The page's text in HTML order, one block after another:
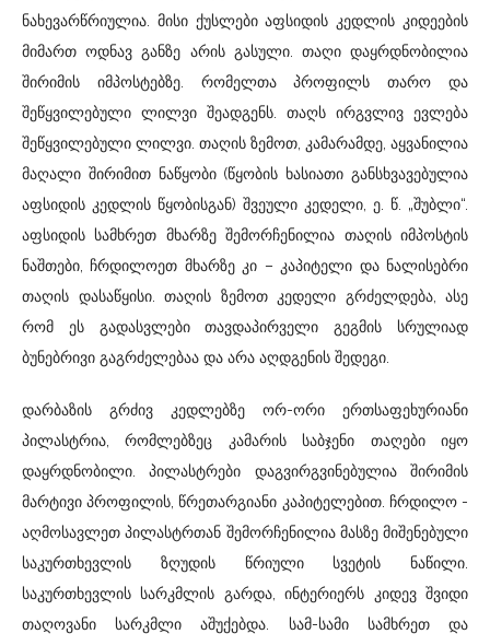
ნახევარწრიულია. მისი ქუსლები აფსიდის კედლის კიდეების
მიმართ ოდნავ განზე არის გასული. თაღი დაყრდნობილია
შირიმის იმპოსტებზე. რომელთა პროფილს თარო და
შეწყვილებული ლილვი შეადგენს. თაღს ირგვლივ ევლება
შეწყვილებული ლილვი. თაღის ზემოთ, კამარამდე, აყვანილია
მაღალი შირიმით ნაწყობი (წყობის ხასიათი განსხვავებულია
აფსიდის კედლის წყობისგან) შვეული კედელი, ე. წ. „შუბლი“.
აფსიდის სამხრეთ მხარზე შემორჩენილია თაღის იმპოსტის
ნაშთები, ჩრდილოეთ მხარზე კი – კაპიტელი და ნალისებრი
თაღის დასაწყისი. თაღის ზემოთ კედელი გრძელდება, ასე
რომ ეს გადასვლები თავდაპირველი გეგმის სრულიად
ბუნებრივი გაგრძელებაა და არა აღდგენის შედეგი.
დარბაზის გრძივ კედლებზე ორ-ორი ერთსაფეხურიანი
პილასტრია, რომლებზეც კამარის საბჯენი თაღები იყო
დაყრდნობილი. პილასტრები დაგვირგვინებულია შირიმის
მარტივი პროფილის, წრეთარგიანი კაპიტელებით. ჩრდილო -
აღმოსავლეთ პილასტრთან შემორჩენილია მასზე მიშენებული
საკურთხევლის ზღუდის წრიული სვეტის ნაწილი.
საკურთხევლის სარკმლის გარდა, ინტერიერს კიდევ შვიდი
თაღოვანი სარკმლი აშუქებდა. სამ-სამი სამხრეთ და